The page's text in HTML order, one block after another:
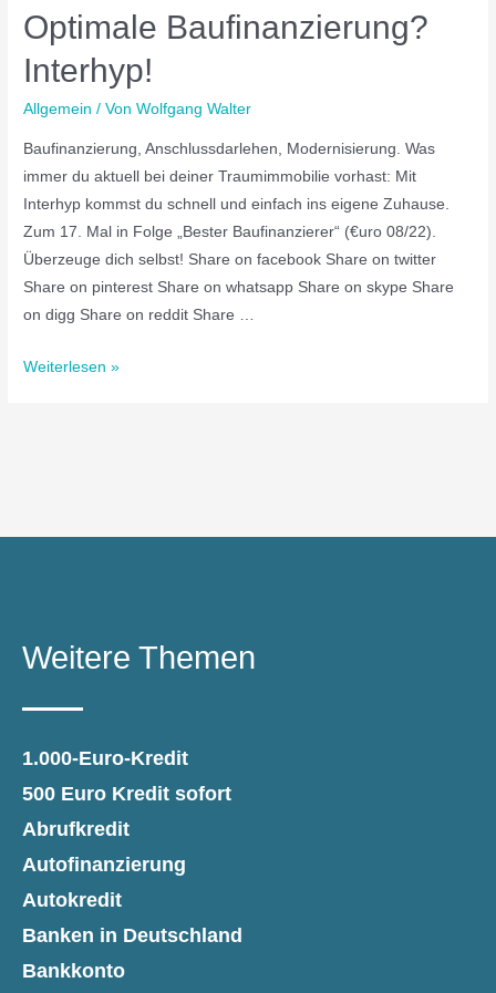
Optimale Baufinanzierung?
Interhyp!
Allgemein / VonWolfgang Walter
Baufinanzierung, Anschlussdarlehen, Modernisierung. Was
immer du aktuell bei deiner Traumimmobilie vorhast: Mit
Interhyp kommst du schnell und einfach ins eigene Zuhause.
Zum 17. Mal in Folge „Bester Baufinanzierer“ (€uro 08/22).
Überzeuge dich selbst! Share on facebook Share on twitter
Share on pinterest Share on whatsapp Share on skype Share
on digg Share on reddit Share …
Weiterlesen »
Weitere Themen
1.000-Euro-Kredit
500 Euro Kredit sofort
Abrufkredit
Autofinanzierung
Autokredit
Banken in Deutschland
Bankkonto